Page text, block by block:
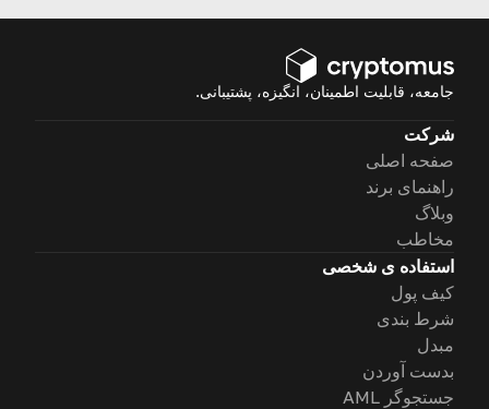
جامعه، قابلیت اطمینان، انگیزه، پشتیبانی.
شرکت
صفحه اصلی
راهنمای برند
وبلاگ
مخاطب
استفاده ی شخصی
کیف پول
شرط بندی
مبدل
بدست آوردن
جستجوگر AML